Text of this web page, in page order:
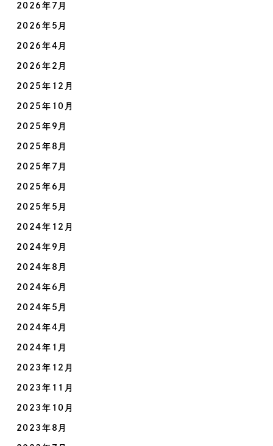
2026年7月
2026年5月
2026年4月
2026年2月
2025年12月
2025年10月
2025年9月
2025年8月
2025年7月
2025年6月
2025年5月
2024年12月
2024年9月
2024年8月
2024年6月
2024年5月
2024年4月
2024年1月
2023年12月
2023年11月
2023年10月
2023年8月